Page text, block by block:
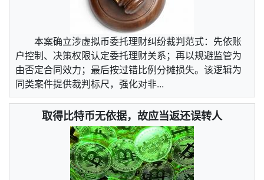
本案确立涉虚拟币委托理财纠纷裁判范式：先依账
户控制、决策权限认定委托理财关系；再以规避监管为
由否定合同效力；最后按过错比例分摊损失。该逻辑为
同类案件提供裁判标尺，强化对非...
取得比特币无依据，故应当返还误转人